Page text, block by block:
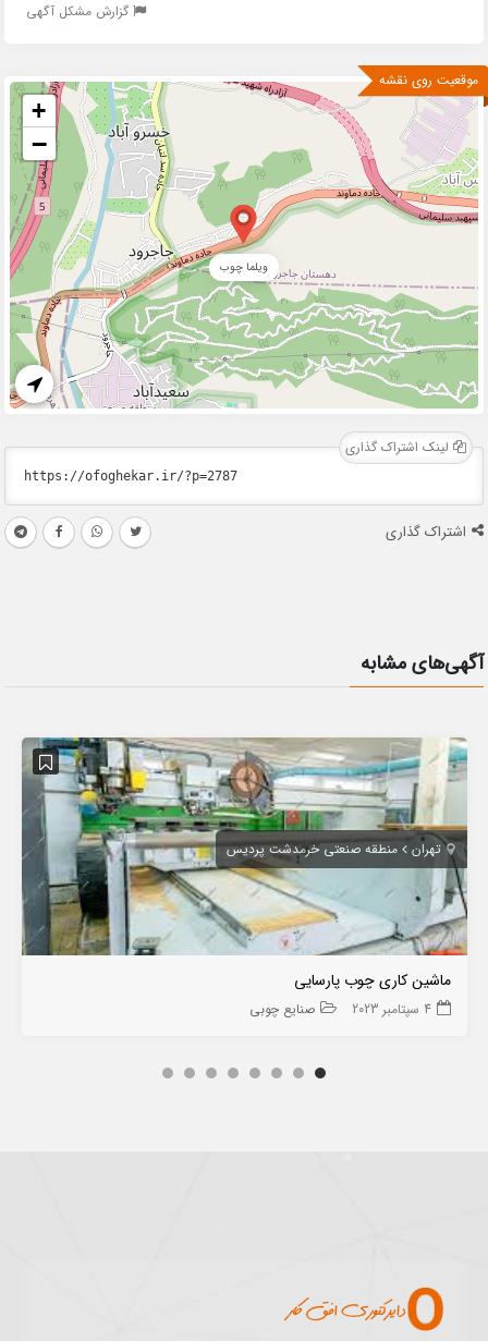
گزارش مشکل آگهی
موقعیت روی نقشه
ویلما چوب
+
−
لینک اشتراک گذاری
اشتراک گذاری
آگهی‌های مشابه
تهران منطقه صنعتی خرمدشت پردیس
ماشین کاری چوب پارسایی
4 سپتامبر 2023 صنایع چوبی